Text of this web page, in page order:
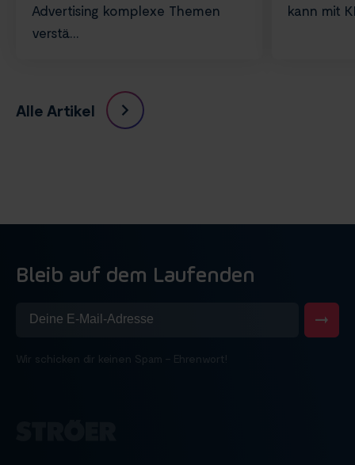
Advertising komplexe Themen
verstä...
kann mit
Alle Artikel
Bleib auf dem Laufenden
Wir schicken dir keinen Spam – Ehrenwort!